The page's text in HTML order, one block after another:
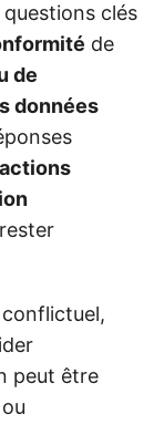
clés
de
de
données
actions
peut être